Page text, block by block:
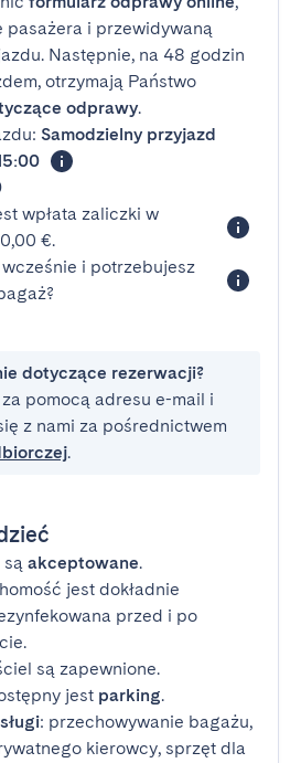
pasażera i przewidywaną
Następnie, na 48 godzin
otrzymają Państwo
odprawy.
Samodzielny przyjazd
wpłata zaliczki w
€.
i potrzebujesz
dotyczące rezerwacji?
pomocą adresu e-mail i
z nami za pośrednictwem
.
akceptowane.
jest dokładnie
przed i po
są zapewnione.
jest parking.
: przechowywanie bagażu,
kierowcy, sprzęt dla